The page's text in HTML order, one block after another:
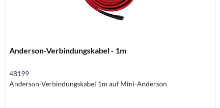
Anderson-Verbindungskabel - 1m
48199
Anderson-Verbindungskabel 1m auf Mini-Anderson